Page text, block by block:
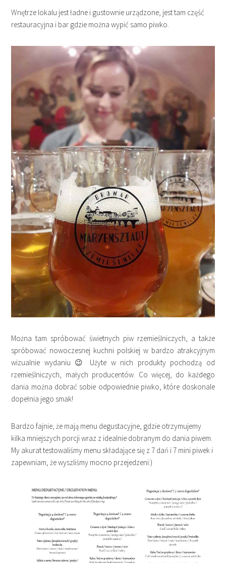
Wnętrze lokalu jest ładne i gustownie urządzone, jest tam część
restauracyjna i bar gdzie można wypić samo piwko.
Można tam spróbować świetnych piw rzemieślniczych, a także
spróbować nowoczesnej kuchni polskiej w bardzo atrakcyjnym
wizualnie wydaniu 😉 Użyte w nich produkty pochodzą od
rzemieślniczych, małych producentów. Co więcej, do każdego
dania można dobrać sobie odpowiednie piwko, które doskonale
dopełnia jego smak!
Bardzo fajnie, że mają menu degustacyjne, gdzie otrzymujemy
kilka mniejszych porcji wraz z idealnie dobranym do dania piwem.
My akurat testowaliśmy menu składające się z 7 dań i 7 mini piwek i
zapewniam, że wyszliśmy mocno przejedzeni:)